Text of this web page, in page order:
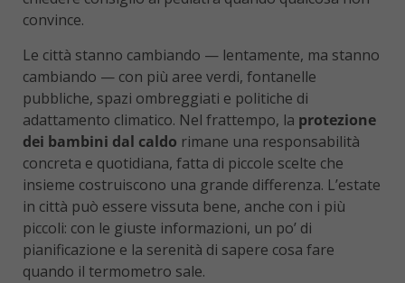
convince.
Le città stanno cambiando — lentamente, ma stanno
cambiando — con più aree verdi, fontanelle
pubbliche, spazi ombreggiati e politiche di
adattamento climatico. Nel frattempo, la protezione
dei bambini dal caldo rimane una responsabilità
concreta e quotidiana, fatta di piccole scelte che
insieme costruiscono una grande differenza. L’estate
in città può essere vissuta bene, anche con i più
piccoli: con le giuste informazioni, un po’ di
pianificazione e la serenità di sapere cosa fare
quando il termometro sale.